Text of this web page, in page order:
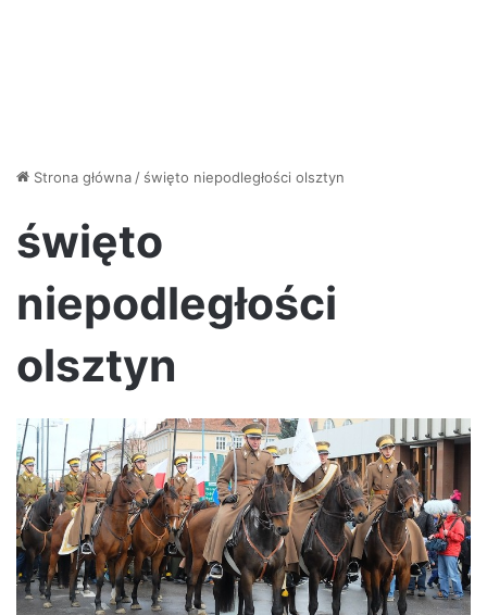
Strona główna / święto niepodległości olsztyn
święto
niepodległości
olsztyn